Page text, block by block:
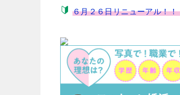
６月２６日リニューアル！